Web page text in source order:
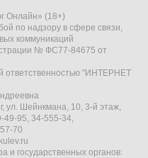
Онлайн» (18+)
по надзору в сфере связи,
коммуникаций
№ ФС77-84675 от
ответственностью "ИНТЕРНЕТ
ул. Шейнкмана, 10, 3-й этаж,
49-95, 34-555-34,
70
и государственных органов: